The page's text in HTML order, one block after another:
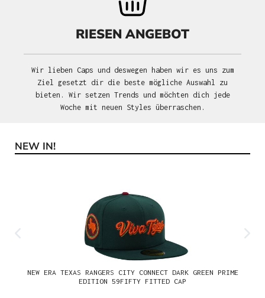
RIESEN ANGEBOT
Wir lieben Caps und deswegen haben wir es uns zum
Ziel gesetzt dir die beste mögliche Auswahl zu
bieten. Wir setzen Trends und möchten dich jede
Woche mit neuen Styles überraschen.
Produktgalerie überspringen
NEW IN!
NEW ERA TEXAS RANGERS CITY CONNECT DARK GREEN PRIME
EDITION 59FIFTY FITTED CAP